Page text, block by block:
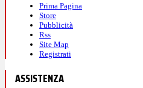
Prima Pagina
Store
Pubblicità
Rss
Site Map
Registrati
ASSISTENZA